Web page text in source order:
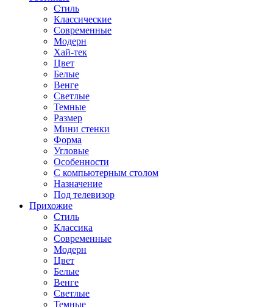
Стиль
Классические
Современные
Модерн
Хай-тек
Цвет
Белые
Венге
Светлые
Темные
Размер
Мини стенки
Форма
Угловые
Особенности
С компьютерным столом
Назначение
Под телевизор
Прихожие
Стиль
Классика
Современные
Модерн
Цвет
Белые
Венге
Светлые
Темные